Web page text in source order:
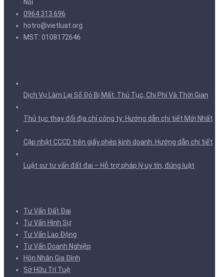
Nội
0964.313.696
hotro@vietluat.org
MST: 0108172646
Dịch Vụ Làm Lại Sổ Đỏ Bị Mất: Thủ Tục, Chi Phí Và Thời Gian
Thủ tục thay đổi địa chỉ công ty: Hướng dẫn chi tiết Mới Nhất
Cập nhật CCCD trên giấy phép kinh doanh: Hướng dẫn chi tiết
Luật sư tư vấn đất đai – Hỗ trợ pháp lý uy tín, đúng luật
Tư Vấn Đất Đai
Tư Vấn Hình Sự
Tư Vấn Lao Động
Tư Vấn Doanh Nghiệp
Hôn Nhân Gia Đình
Sở Hữu Trí Tuệ